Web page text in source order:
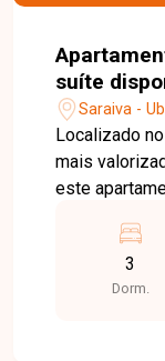
suíte
no bairro
Saraiva -
Localizado
mais
este
cidade e
farmácias,
diversos
3
Dorm.